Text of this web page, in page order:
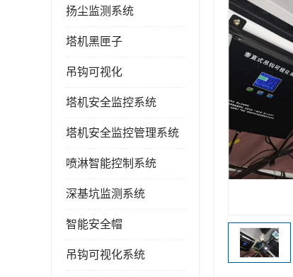
扬尘监测系统
塔机黑匣子
吊钩可视化
塔机安全监控系统
塔机安全监控管理系统
喷淋智能控制系统
深基坑监测系统
智能安全帽
吊钩可视化系统